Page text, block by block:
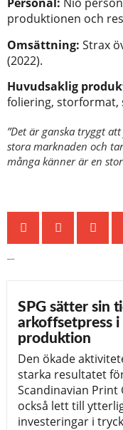
Personal: Nio
produktionen och
Omsättning: Strax
(2022).
Huvudsaklig
foliering, storformat,
”Det är ganska tryggt
stora marknaden och
många känner är en
Senaste nytt
SPG sätter sin
arkoffsetpress i
produktion
Den ökade
starka resultatet
Scandinavian Print
också lett till
investeringar i